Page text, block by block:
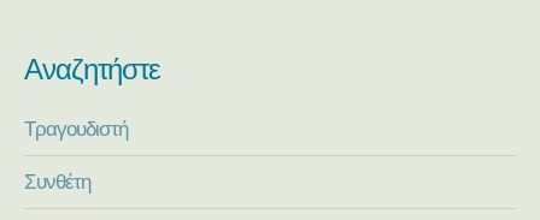
Αναζητήστε
Τραγουδιστή
Συνθέτη